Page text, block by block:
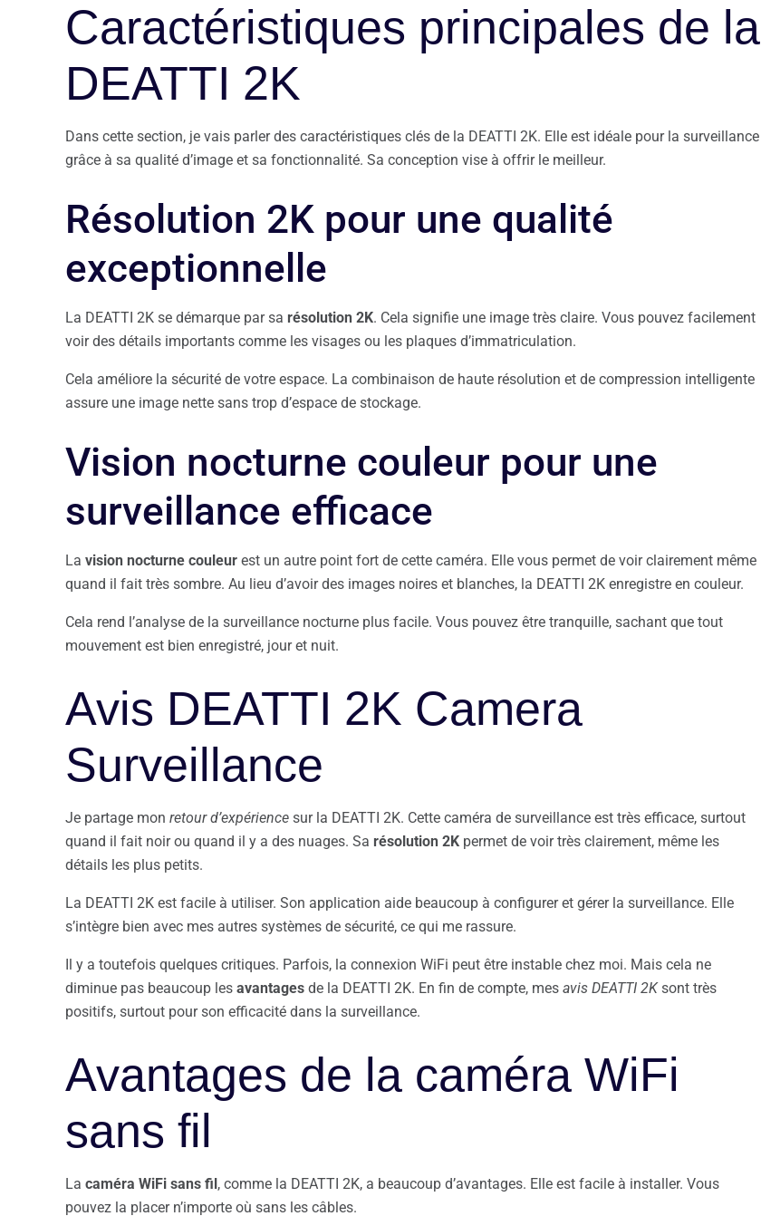
Caractéristiques principales de la
DEATTI 2K
Dans cette section, je vais parler des caractéristiques clés de la DEATTI 2K. Elle est idéale pour la surveillance
grâce à sa qualité d’image et sa fonctionnalité. Sa conception vise à offrir le meilleur.
Résolution 2K pour une qualité
exceptionnelle
La DEATTI 2K se démarque par sa résolution 2K. Cela signifie une image très claire. Vous pouvez facilement
voir des détails importants comme les visages ou les plaques d’immatriculation.
Cela améliore la sécurité de votre espace. La combinaison de haute résolution et de compression intelligente
assure une image nette sans trop d’espace de stockage.
Vision nocturne couleur pour une
surveillance efficace
La vision nocturne couleur est un autre point fort de cette caméra. Elle vous permet de voir clairement même
quand il fait très sombre. Au lieu d’avoir des images noires et blanches, la DEATTI 2K enregistre en couleur.
Cela rend l’analyse de la surveillance nocturne plus facile. Vous pouvez être tranquille, sachant que tout
mouvement est bien enregistré, jour et nuit.
Avis DEATTI 2K Camera
Surveillance
Je partage mon retour d’expérience sur la DEATTI 2K. Cette caméra de surveillance est très efficace, surtout
quand il fait noir ou quand il y a des nuages. Sa résolution 2K permet de voir très clairement, même les
détails les plus petits.
La DEATTI 2K est facile à utiliser. Son application aide beaucoup à configurer et gérer la surveillance. Elle
s’intègre bien avec mes autres systèmes de sécurité, ce qui me rassure.
Il y a toutefois quelques critiques. Parfois, la connexion WiFi peut être instable chez moi. Mais cela ne
diminue pas beaucoup les avantages de la DEATTI 2K. En fin de compte, mes avis DEATTI 2Ksont très
positifs, surtout pour son efficacité dans la surveillance.
Avantages de la caméra WiFi
sans fil
La caméra WiFi sans fil, comme la DEATTI 2K, a beaucoup d’avantages. Elle est facile à installer. Vous
pouvez la placer n’importe où sans les câbles.